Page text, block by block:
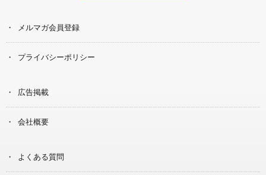
メルマガ会員登録
プライバシーポリシー
広告掲載
会社概要
よくある質問